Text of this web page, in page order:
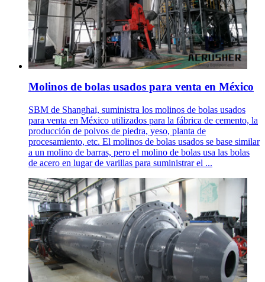
Molinos de bolas usados para venta en México
SBM de Shanghai, suministra los molinos de bolas usados
para venta en México utilizados para la fábrica de cemento, la
producción de polvos de piedra, yeso, planta de
procesamiento, etc. El molinos de bolas usados se base similar
a un molino de barras, pero el molino de bolas usa las bolas
de acero en lugar de varillas para suministrar el ...